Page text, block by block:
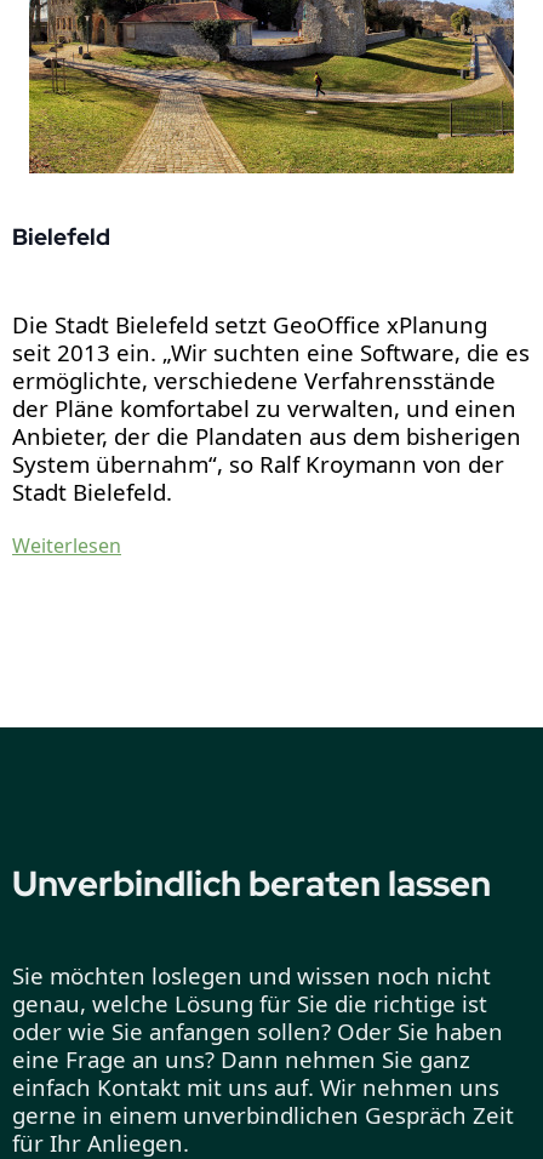
Bielefeld
Die Stadt Bielefeld setzt GeoOffice xPlanung
seit 2013 ein. „Wir suchten eine Software, die es
ermöglichte, verschiedene Verfahrensstände
der Pläne komfortabel zu verwalten, und einen
Anbieter, der die Plandaten aus dem bisherigen
System übernahm“, so Ralf Kroymann von der
Stadt Bielefeld.
Weiterlesen
Unverbindlich beraten lassen
Sie möchten loslegen und wissen noch nicht
genau, welche Lösung für Sie die richtige ist
oder wie Sie anfangen sollen? Oder Sie haben
eine Frage an uns? Dann nehmen Sie ganz
einfach Kontakt mit uns auf. Wir nehmen uns
gerne in einem unverbindlichen Gespräch Zeit
für Ihr Anliegen.